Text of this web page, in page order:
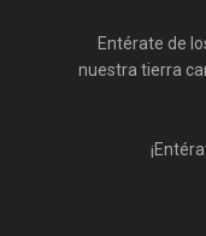
Entérate de
nuestra tierra